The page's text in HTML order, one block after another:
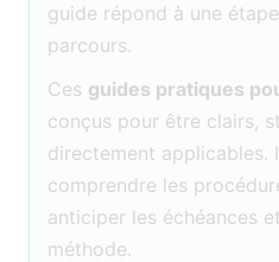
guide répond à une
parcours.
Ces guides pratiques
conçus pour être clairs,
directement applicables.
comprendre les
anticiper les échéances
méthode.